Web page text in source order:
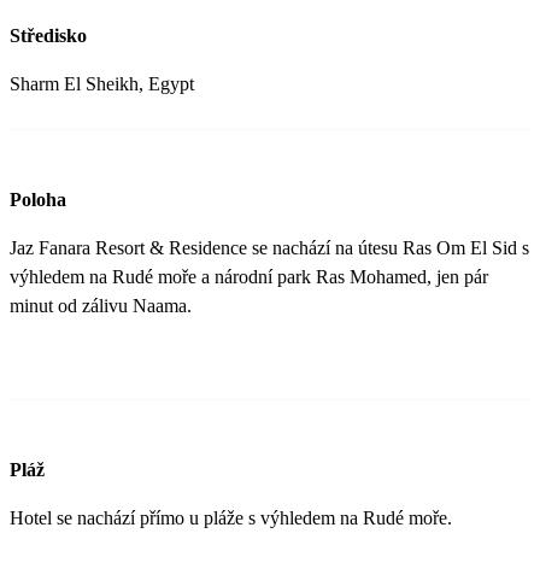
Středisko
Sharm El Sheikh, Egypt
Poloha
Jaz Fanara Resort & Residence se nachází na útesu Ras Om El Sid s
výhledem na Rudé moře a národní park Ras Mohamed, jen pár
minut od zálivu Naama.
Pláž
Hotel se nachází přímo u pláže s výhledem na Rudé moře.